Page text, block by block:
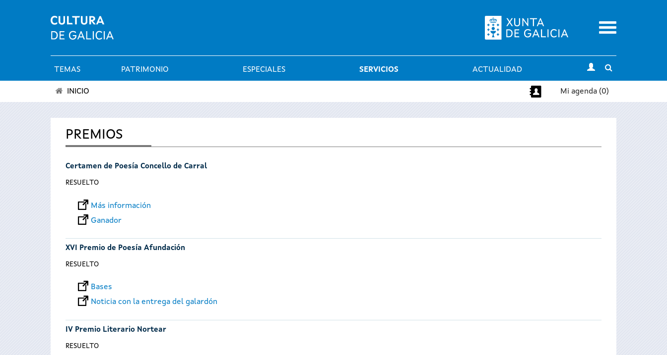
Menu
Menú
principal
TEMAS PATRIMONIO ESPECIALES SERVICIOS ACTUALIDAD
search
encuentra
aquí
INICIO Mi agenda (0)
PREMIOS
Certamen de Poesía Concello de Carral
RESUELTO
Más información
Ganador
XVI Premio de Poesía Afundación
RESUELTO
Bases
Noticia con la entrega del galardón
IV Premio Literario Nortear
RESUELTO